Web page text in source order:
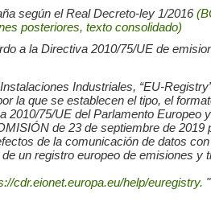
según el Real Decreto-ley 1/2016
posteriores, texto consolidado)
a la Directiva 2010/75/UE de
Industriales, “EU-
la que se establecen el tipo, el
2010/75/UE del Parlamento
de 23 de septiembre de
de la comunicación de datos
un registro europeo de emisiones
cdr.eionet.europa.eu/help/euregistry. "